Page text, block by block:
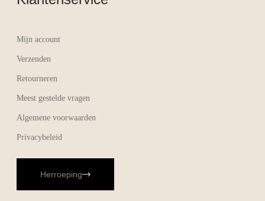
Mijn account
Verzenden
Retourneren
Meest gestelde vragen
Algemene voorwaarden
Privacybeleid
Herroeping